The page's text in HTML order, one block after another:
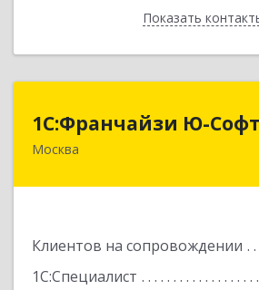
ПоказатьНазад
1С:Франчайзи Ю-Софт
Москва
Клиентов на сопровождении
1С:Специалист
117149, Москва г,